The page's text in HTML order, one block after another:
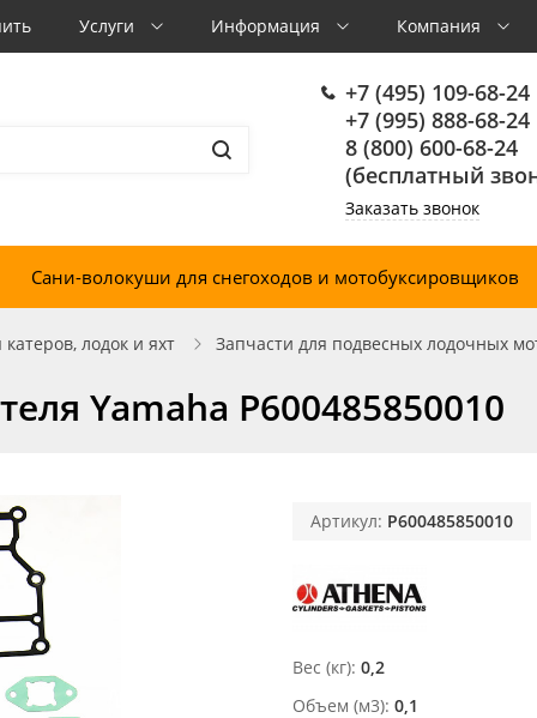
Услуги Информация Компания
+7 (495) 109-68-24
+7 (995) 888-68-24
8 (800) 600-68-24
(бесплатный
Заказать звонок
Сани-волокуши для снегоходов и мотобуксировщиков
лодок и яхт Запчасти для подвесных лодочных
Yamaha P600485850010
Артикул: P600485850010
Вес (кг) 0,2
Объем (м3) 0,1